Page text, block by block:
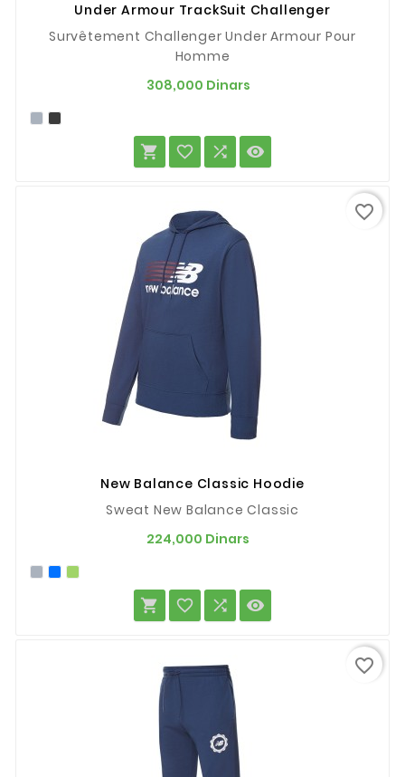
Under Armour TrackSuit Challenger
Survêtement Challenger Under Armour Pour
Homme
308,000 Dinars
   
New Balance Classic Hoodie
Sweat New Balance Classic
224,000 Dinars
   
favorite_border
favorite_border